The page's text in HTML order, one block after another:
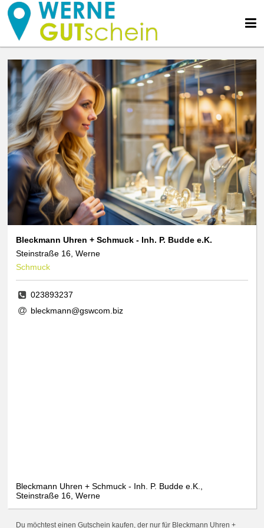
Bleckmann Uhren + Schmuck - Inh. P. Budde e.K.
Steinstraße 16, Werne
Schmuck
023893237
bleckmann@gswcom.biz
Bleckmann Uhren + Schmuck - Inh. P. Budde e.K.,
Steinstraße 16, Werne
Du möchtest einen Gutschein kaufen, der nur für Bleckmann Uhren +